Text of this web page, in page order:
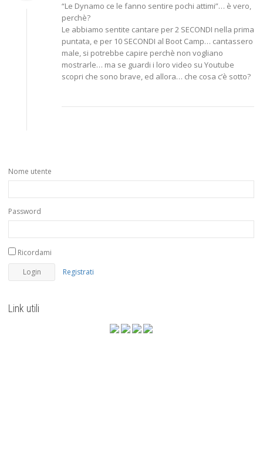
“Le Dynamo ce le fanno sentire pochi attimi”… è vero,
perchè?
Le abbiamo sentite cantare per 2 SECONDI nella prima
puntata, e per 10 SECONDI al Boot Camp… cantassero
male, si potrebbe capire perchè non vogliano
mostrarle… ma se guardi i loro video su Youtube
scopri che sono brave, ed allora… che cosa c’è sotto?
Nome utente
Password
Ricordami
Registrati
Link utili